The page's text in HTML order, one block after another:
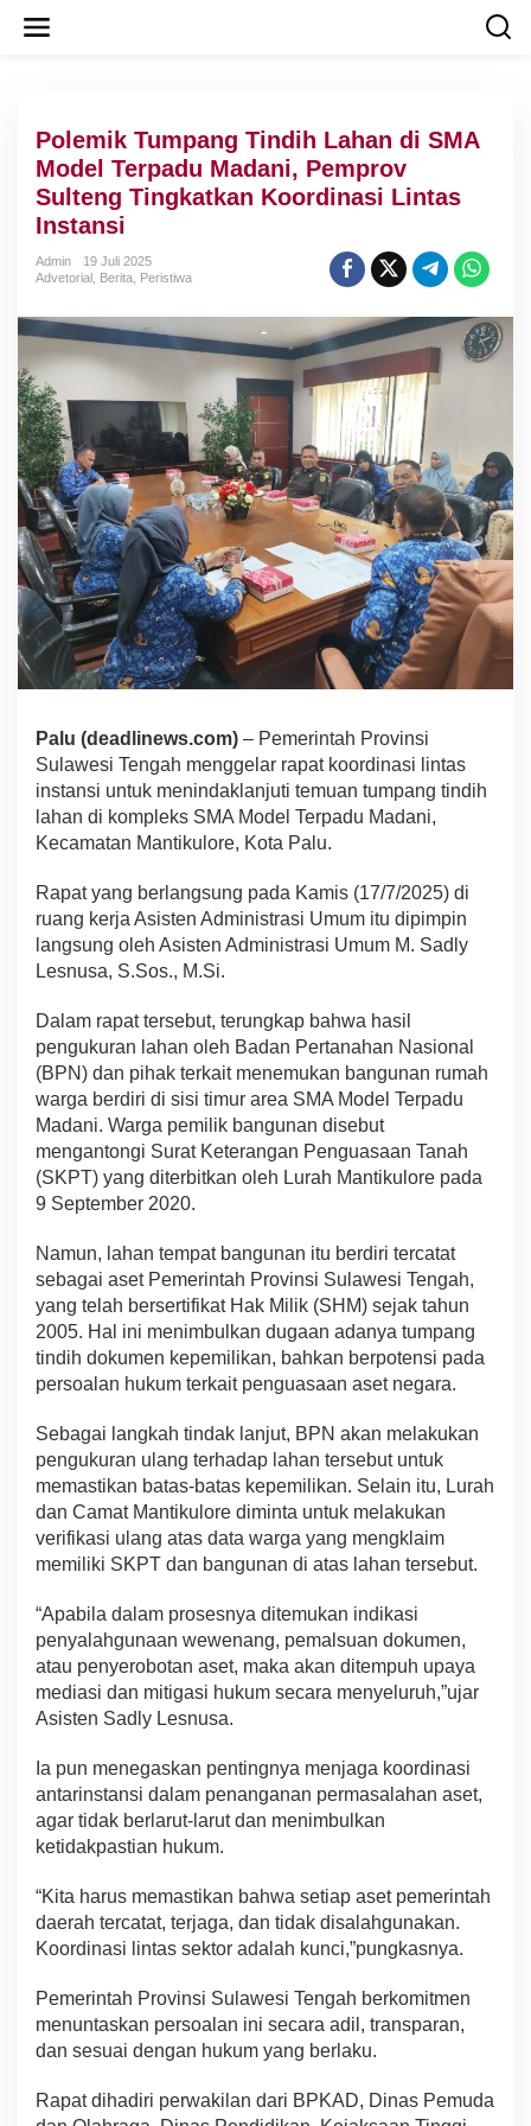
Polemik Tumpang Tindih Lahan di SMA
Model Terpadu Madani, Pemprov
Sulteng Tingkatkan Koordinasi Lintas
Instansi
Admin
19 Juli 2025
Advetorial Berita Peristiwa
Palu (deadlinews.com) – Pemerintah Provinsi
Sulawesi Tengah menggelar rapat koordinasi lintas
instansi untuk menindaklanjuti temuan tumpang tindih
lahan di kompleks SMA Model Terpadu Madani,
Kecamatan Mantikulore, Kota Palu.
Rapat yang berlangsung pada Kamis (17/7/2025) di
ruang kerja Asisten Administrasi Umum itu dipimpin
langsung oleh Asisten Administrasi Umum M. Sadly
Lesnusa, S.Sos., M.Si.
Dalam rapat tersebut, terungkap bahwa hasil
pengukuran lahan oleh Badan Pertanahan Nasional
(BPN) dan pihak terkait menemukan bangunan rumah
warga berdiri di sisi timur area SMA Model Terpadu
Madani. Warga pemilik bangunan disebut
mengantongi Surat Keterangan Penguasaan Tanah
(SKPT) yang diterbitkan oleh Lurah Mantikulore pada
9 September 2020.
Namun, lahan tempat bangunan itu berdiri tercatat
sebagai aset Pemerintah Provinsi Sulawesi Tengah,
yang telah bersertifikat Hak Milik (SHM) sejak tahun
2005. Hal ini menimbulkan dugaan adanya tumpang
tindih dokumen kepemilikan, bahkan berpotensi pada
persoalan hukum terkait penguasaan aset negara.
Sebagai langkah tindak lanjut, BPN akan melakukan
pengukuran ulang terhadap lahan tersebut untuk
memastikan batas-batas kepemilikan. Selain itu, Lurah
dan Camat Mantikulore diminta untuk melakukan
verifikasi ulang atas data warga yang mengklaim
memiliki SKPT dan bangunan di atas lahan tersebut.
“Apabila dalam prosesnya ditemukan indikasi
penyalahgunaan wewenang, pemalsuan dokumen,
atau penyerobotan aset, maka akan ditempuh upaya
mediasi dan mitigasi hukum secara menyeluruh,”ujar
Asisten Sadly Lesnusa.
Ia pun menegaskan pentingnya menjaga koordinasi
antarinstansi dalam penanganan permasalahan aset,
agar tidak berlarut-larut dan menimbulkan
ketidakpastian hukum.
“Kita harus memastikan bahwa setiap aset pemerintah
daerah tercatat, terjaga, dan tidak disalahgunakan.
Koordinasi lintas sektor adalah kunci,”pungkasnya.
Pemerintah Provinsi Sulawesi Tengah berkomitmen
menuntaskan persoalan ini secara adil, transparan,
dan sesuai dengan hukum yang berlaku.
Rapat dihadiri perwakilan dari BPKAD, Dinas Pemuda